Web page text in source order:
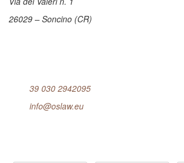
26029 – Soncino (CR)
39 030 2942095
info@oslaw.eu